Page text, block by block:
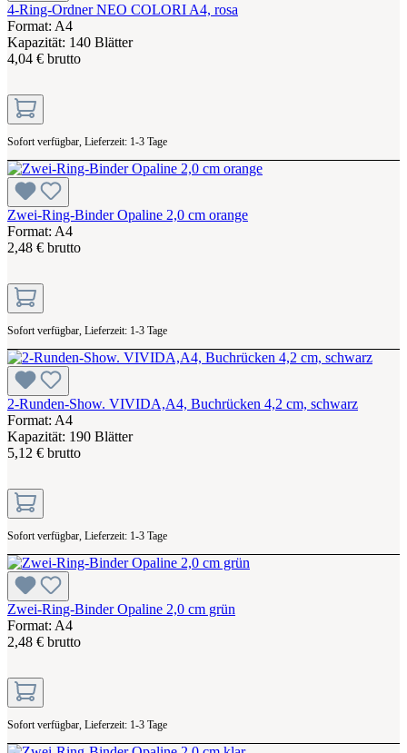
4-Ring-Ordner NEO COLORI A4, rosa
Format: A4
Kapazität: 140 Blätter
4,04 € brutto
Sofort verfügbar, Lieferzeit: 1-3 Tage
Zwei-Ring-Binder Opaline 2,0 cm orange
Format: A4
2,48 € brutto
Sofort verfügbar, Lieferzeit: 1-3 Tage
2-Runden-Show. VIVIDA,A4, Buchrücken 4,2 cm, schwarz
Format: A4
Kapazität: 190 Blätter
5,12 € brutto
Sofort verfügbar, Lieferzeit: 1-3 Tage
Zwei-Ring-Binder Opaline 2,0 cm grün
Format: A4
2,48 € brutto
Sofort verfügbar, Lieferzeit: 1-3 Tage